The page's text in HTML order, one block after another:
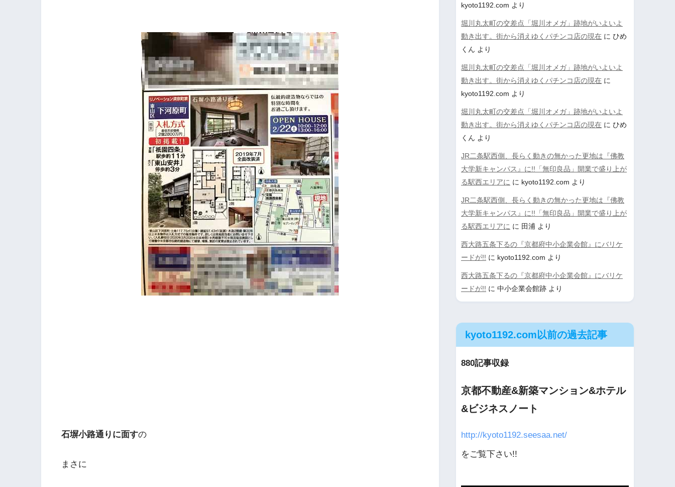
石塀小路通りに面すの
まさに
kyoto1192.com より
堀川丸太町の交差点「堀川オメガ」跡地がいよいよ
動き出す。街から消えゆくパチンコ店の現在 に ひめ
くん より
堀川丸太町の交差点「堀川オメガ」跡地がいよいよ
動き出す。街から消えゆくパチンコ店の現在 に
kyoto1192.com より
堀川丸太町の交差点「堀川オメガ」跡地がいよいよ
動き出す。街から消えゆくパチンコ店の現在 に ひめ
くん より
JR二条駅西側、長らく動きの無かった更地は『佛教
大学新キャンパス』に!!「無印良品」開業で盛り上が
る駅西エリアに に kyoto1192.com より
JR二条駅西側、長らく動きの無かった更地は『佛教
大学新キャンパス』に!!「無印良品」開業で盛り上が
る駅西エリアに に 田浦 より
西大路五条下るの『京都府中小企業会館』にバリケ
ードが!! に kyoto1192.com より
西大路五条下るの『京都府中小企業会館』にバリケ
ードが!! に 中小企業会館跡 より
kyoto1192.com以前の過去記事
880記事収録
京都不動産&新築マンション&ホテル
&ビジネスノート
http://kyoto1192.seesaa.net/
をご覧下さい!!